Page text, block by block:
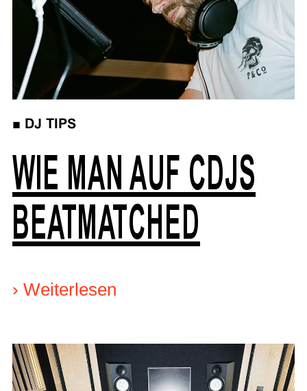
■ DJ TIPS
WIE MAN AUF CDJS
BEATMATCHED
› Weiterlesen